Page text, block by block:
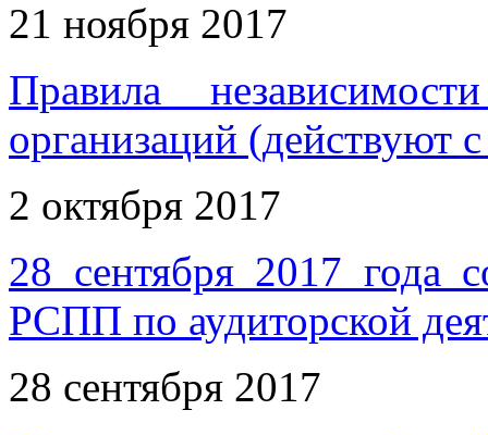
21 ноября 2017
Правила
организаций (действуют
2 октября 2017
28 сентября 2017 года
РСПП по аудиторской
28 сентября 2017